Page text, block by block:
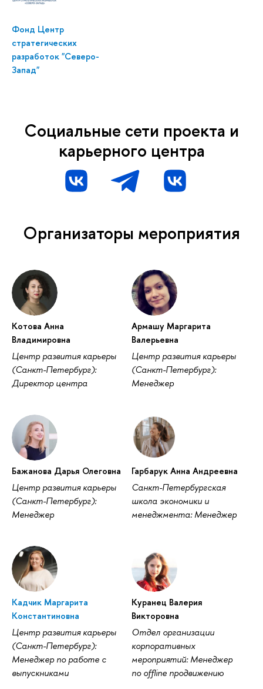
Фонд Центр
стратегических
разработок "Северо-
Запад"
Социальные сети проекта и
карьерного центра
Организаторы мероприятия
Котова Анна
Владимировна
Центр развития карьеры
(Санкт-Петербург):
Директор центра
Армашу Маргарита
Валерьевна
Центр развития карьеры
(Санкт-Петербург):
Менеджер
Бажанова Дарья Олеговна
Центр развития карьеры
(Санкт-Петербург):
Менеджер
Гарбарук Анна Андреевна
Санкт-Петербургская
школа экономики и
менеджмента: Менеджер
Кадчик Маргарита
Константиновна
Центр развития карьеры
(Санкт-Петербург):
Менеджер по работе с
выпускниками
Куранец Валерия
Викторовна
Отдел организации
корпоративных
мероприятий: Менеджер
по offline продвижению